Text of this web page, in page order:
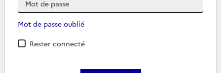
Mot de passe oublié
Rester connecté